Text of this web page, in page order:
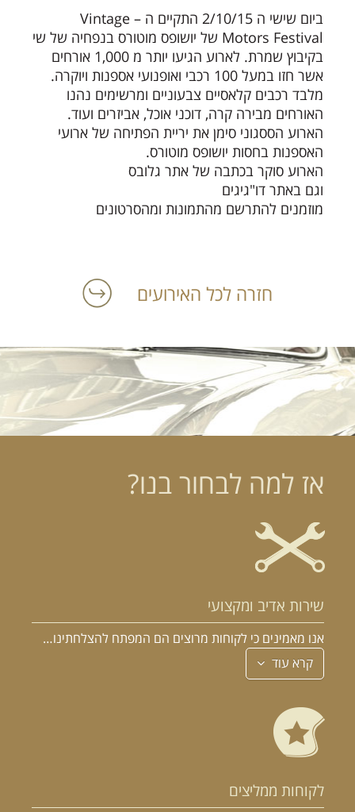
ביום שישי ה 2/10/15 התקיים ה – Vintage
Motors Festival של יושופס מוטורס בנפחיה של שי
בקיבוץ שמרת. לארוע הגיעו יותר מ 1,000 אורחים
אשר חזו במעל 100 רכבי ואופנועי אספנות ויוקרה.
מלבד רכבים קלאסיים צבעוניים ומרשימים נהנו
האורחים מבירה קרה, דוכני אוכל, אביזרים ועוד.
הארוע הססגוני סימן את יריית הפתיחה של ארועי
האספנות בחסות יושופס מוטורס.
הארוע סוקר בכתבה של אתר גלובס
וגם באתר דו"גיגים
מוזמנים להתרשם מהתמונות ומהסרטונים
חזרה לכל האירועים
אז למה לבחור בנו?
שירות אדיב ומקצועי
אנו מאמינים כי לקוחות מרוצים הם המפתח להצלחתינו…
קרא עוד
לקוחות ממליצים
הרכב הוא האהבה הראשונה שלך?
במקום לקבל שטויות במייל, הירשם ותתחיל לקבל מאיתנו אהבה מוטורית